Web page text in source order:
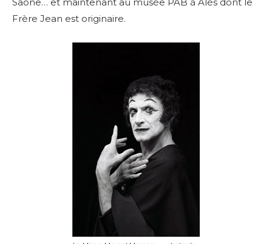
Frère Jean est originaire.